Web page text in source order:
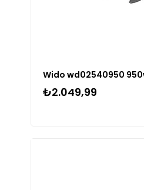
₺2.049,99